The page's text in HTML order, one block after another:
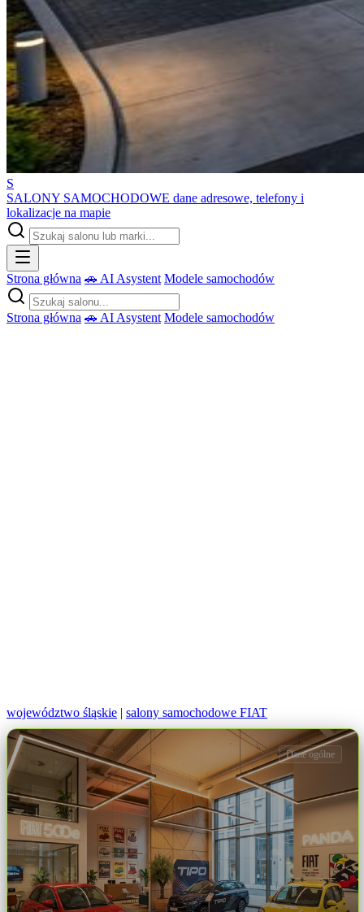
S
SALONY SAMOCHODOWE dane adresowe, telefony i
lokalizacje na mapie
Strona główna 🚗 AI Asystent Modele samochodów
Strona główna 🚗 AI Asystent Modele samochodów
województwo śląskie | salony samochodowe FIAT
Dane ogólne